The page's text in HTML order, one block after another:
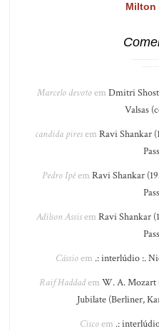
Milton
Marcelo devotoem Dmitri
Valsas
candida piresem Ravi Shankar
Pedro Ipêem Ravi Shankar
Adilson Assisem Ravi Shankar
Cássioem .: interlúdio :.
Raif Haddadem W. A. Mozart
Jubilate (Berliner,
Ciscoem .: